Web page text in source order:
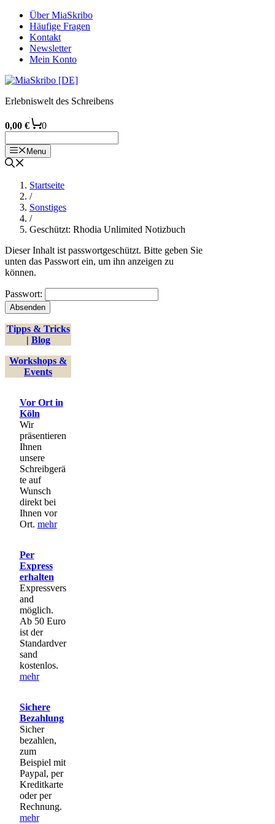
Zum
Inhalt
springen
Über MiaSkribo
Häufige Fragen
Kontakt
Newsletter
Mein Konto
Erlebniswelt des Schreibens
0,00 € 0
Menu
Startseite
/
Sonstiges
/
Geschützt: Rhodia Unlimited Notizbuch
Dieser Inhalt ist passwortgeschützt. Bitte geben Sie
unten das Passwort ein, um ihn anzeigen zu
können.
Passwort:
Tipps & Tricks
| Blog
Workshops &
Events
Vor Ort in
Köln
Wir
präsentieren
Ihnen
unsere
Schreibgerä
te auf
Wunsch
direkt bei
Ihnen vor
Ort. mehr
Per
Express
erhalten
Expressvers
and
möglich.
Ab 50 Euro
ist der
Standardver
sand
kostenlos.
mehr
Sichere
Bezahlung
Sicher
bezahlen,
zum
Beispiel mit
Paypal, per
Kreditkarte
oder per
Rechnung.
mehr